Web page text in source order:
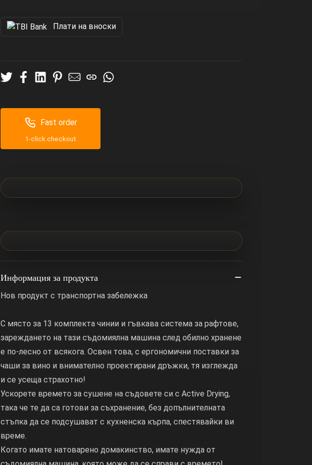
Πлати на вноски
Fast order
1-click checkout
Информация за продукта
Нов продукт с транспортна забележка
С място за 13 комплекта чинии и гъвкава система за рафтове,
зареждането на тази съдомиялна машина след обилно хранене
е по-лесно от всякога. Освен това, с ергономични поставки за
чаши за вино и внимателно проектирани дръжки, тя изглежда
и се усеща страхотно!
Ускорете времето за сушене на съдовете си с Active Drying,
така че те да са готови за съхранение, без допълнителната
стъпка да се подсушават с кухненска кърпа, спестявайки ви
време.
Когато имате натоварено домакинство, имате нужда от